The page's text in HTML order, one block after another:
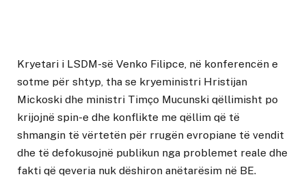
Kryetari i LSDM-së Venko Filipce, në konferencën e
sotme për shtyp, tha se kryeministri Hristijan
Mickoski dhe ministri Timço Mucunski qëllimisht po
krijojnë spin-e dhe konflikte me qëllim që të
shmangin të vërtetën për rrugën evropiane të vendit
dhe të defokusojnë publikun nga problemet reale dhe
fakti që qeveria nuk dëshiron anëtarësim në BE.